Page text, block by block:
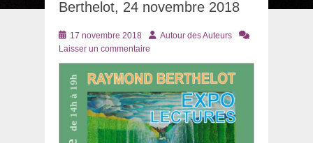
Berthelot, 24 novembre 2018
Posté
le
17 novembre 2018 AuteurAutour des Auteurs
Laisser un commentaire